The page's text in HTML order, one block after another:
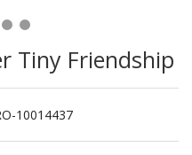
Tiny Friendship
10014437